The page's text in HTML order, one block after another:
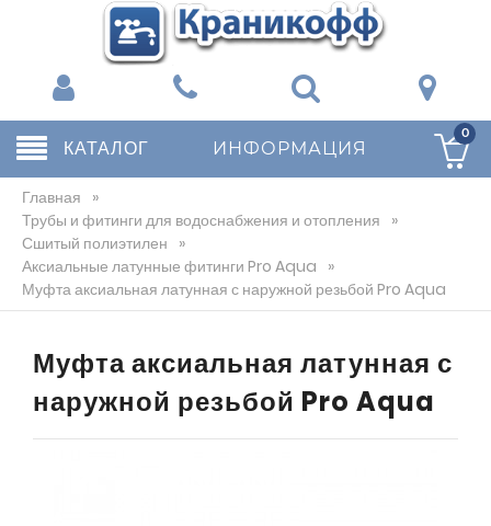
КАТАЛОГ ИНФОРМАЦИЯ
0
Главная »
Трубы и фитинги для водоснабжения и отопления »
Сшитый полиэтилен »
Аксиальные латунные фитинги Pro Aqua »
Муфта аксиальная латунная с наружной резьбой Pro Aqua
Муфта аксиальная латунная с
наружной резьбой Pro Aqua